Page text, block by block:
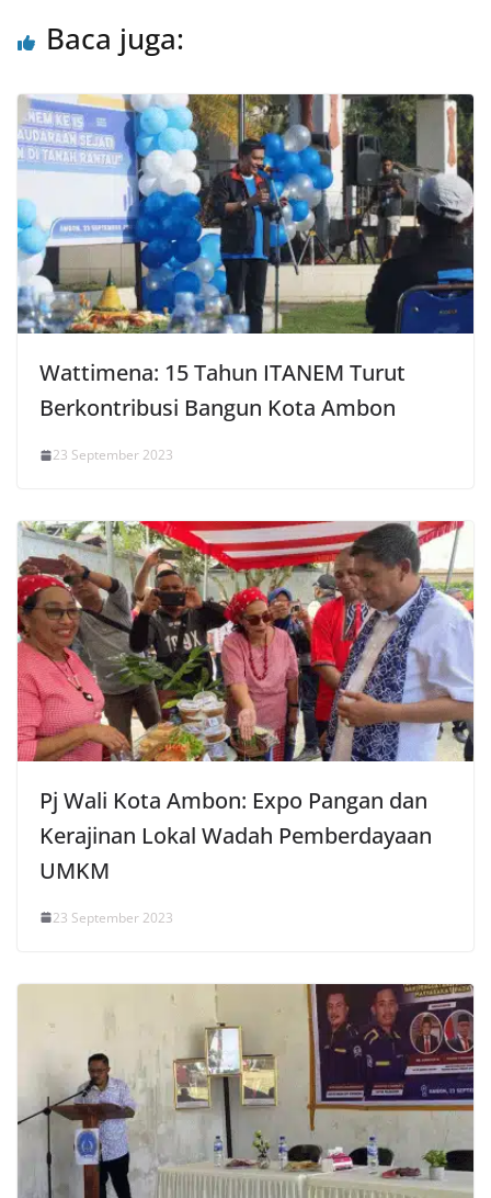
Baca juga:
Wattimena: 15 Tahun ITANEM Turut
Berkontribusi Bangun Kota Ambon
23 September 2023
Pj Wali Kota Ambon: Expo Pangan dan
Kerajinan Lokal Wadah Pemberdayaan
UMKM
23 September 2023